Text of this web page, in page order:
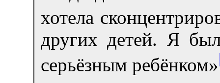
хотела
других детей. Я
серьёзным ребёнком»